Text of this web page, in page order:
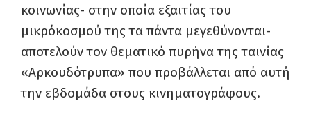
κοινωνίας- στην οποία εξαιτίας του
μικρόκοσμού της τα πάντα μεγεθύνονται-
αποτελούν τον θεματικό πυρήνα της ταινίας
«Αρκουδότρυπα» που προβάλλεται από αυτή
την εβδομάδα στους κινηματογράφους.